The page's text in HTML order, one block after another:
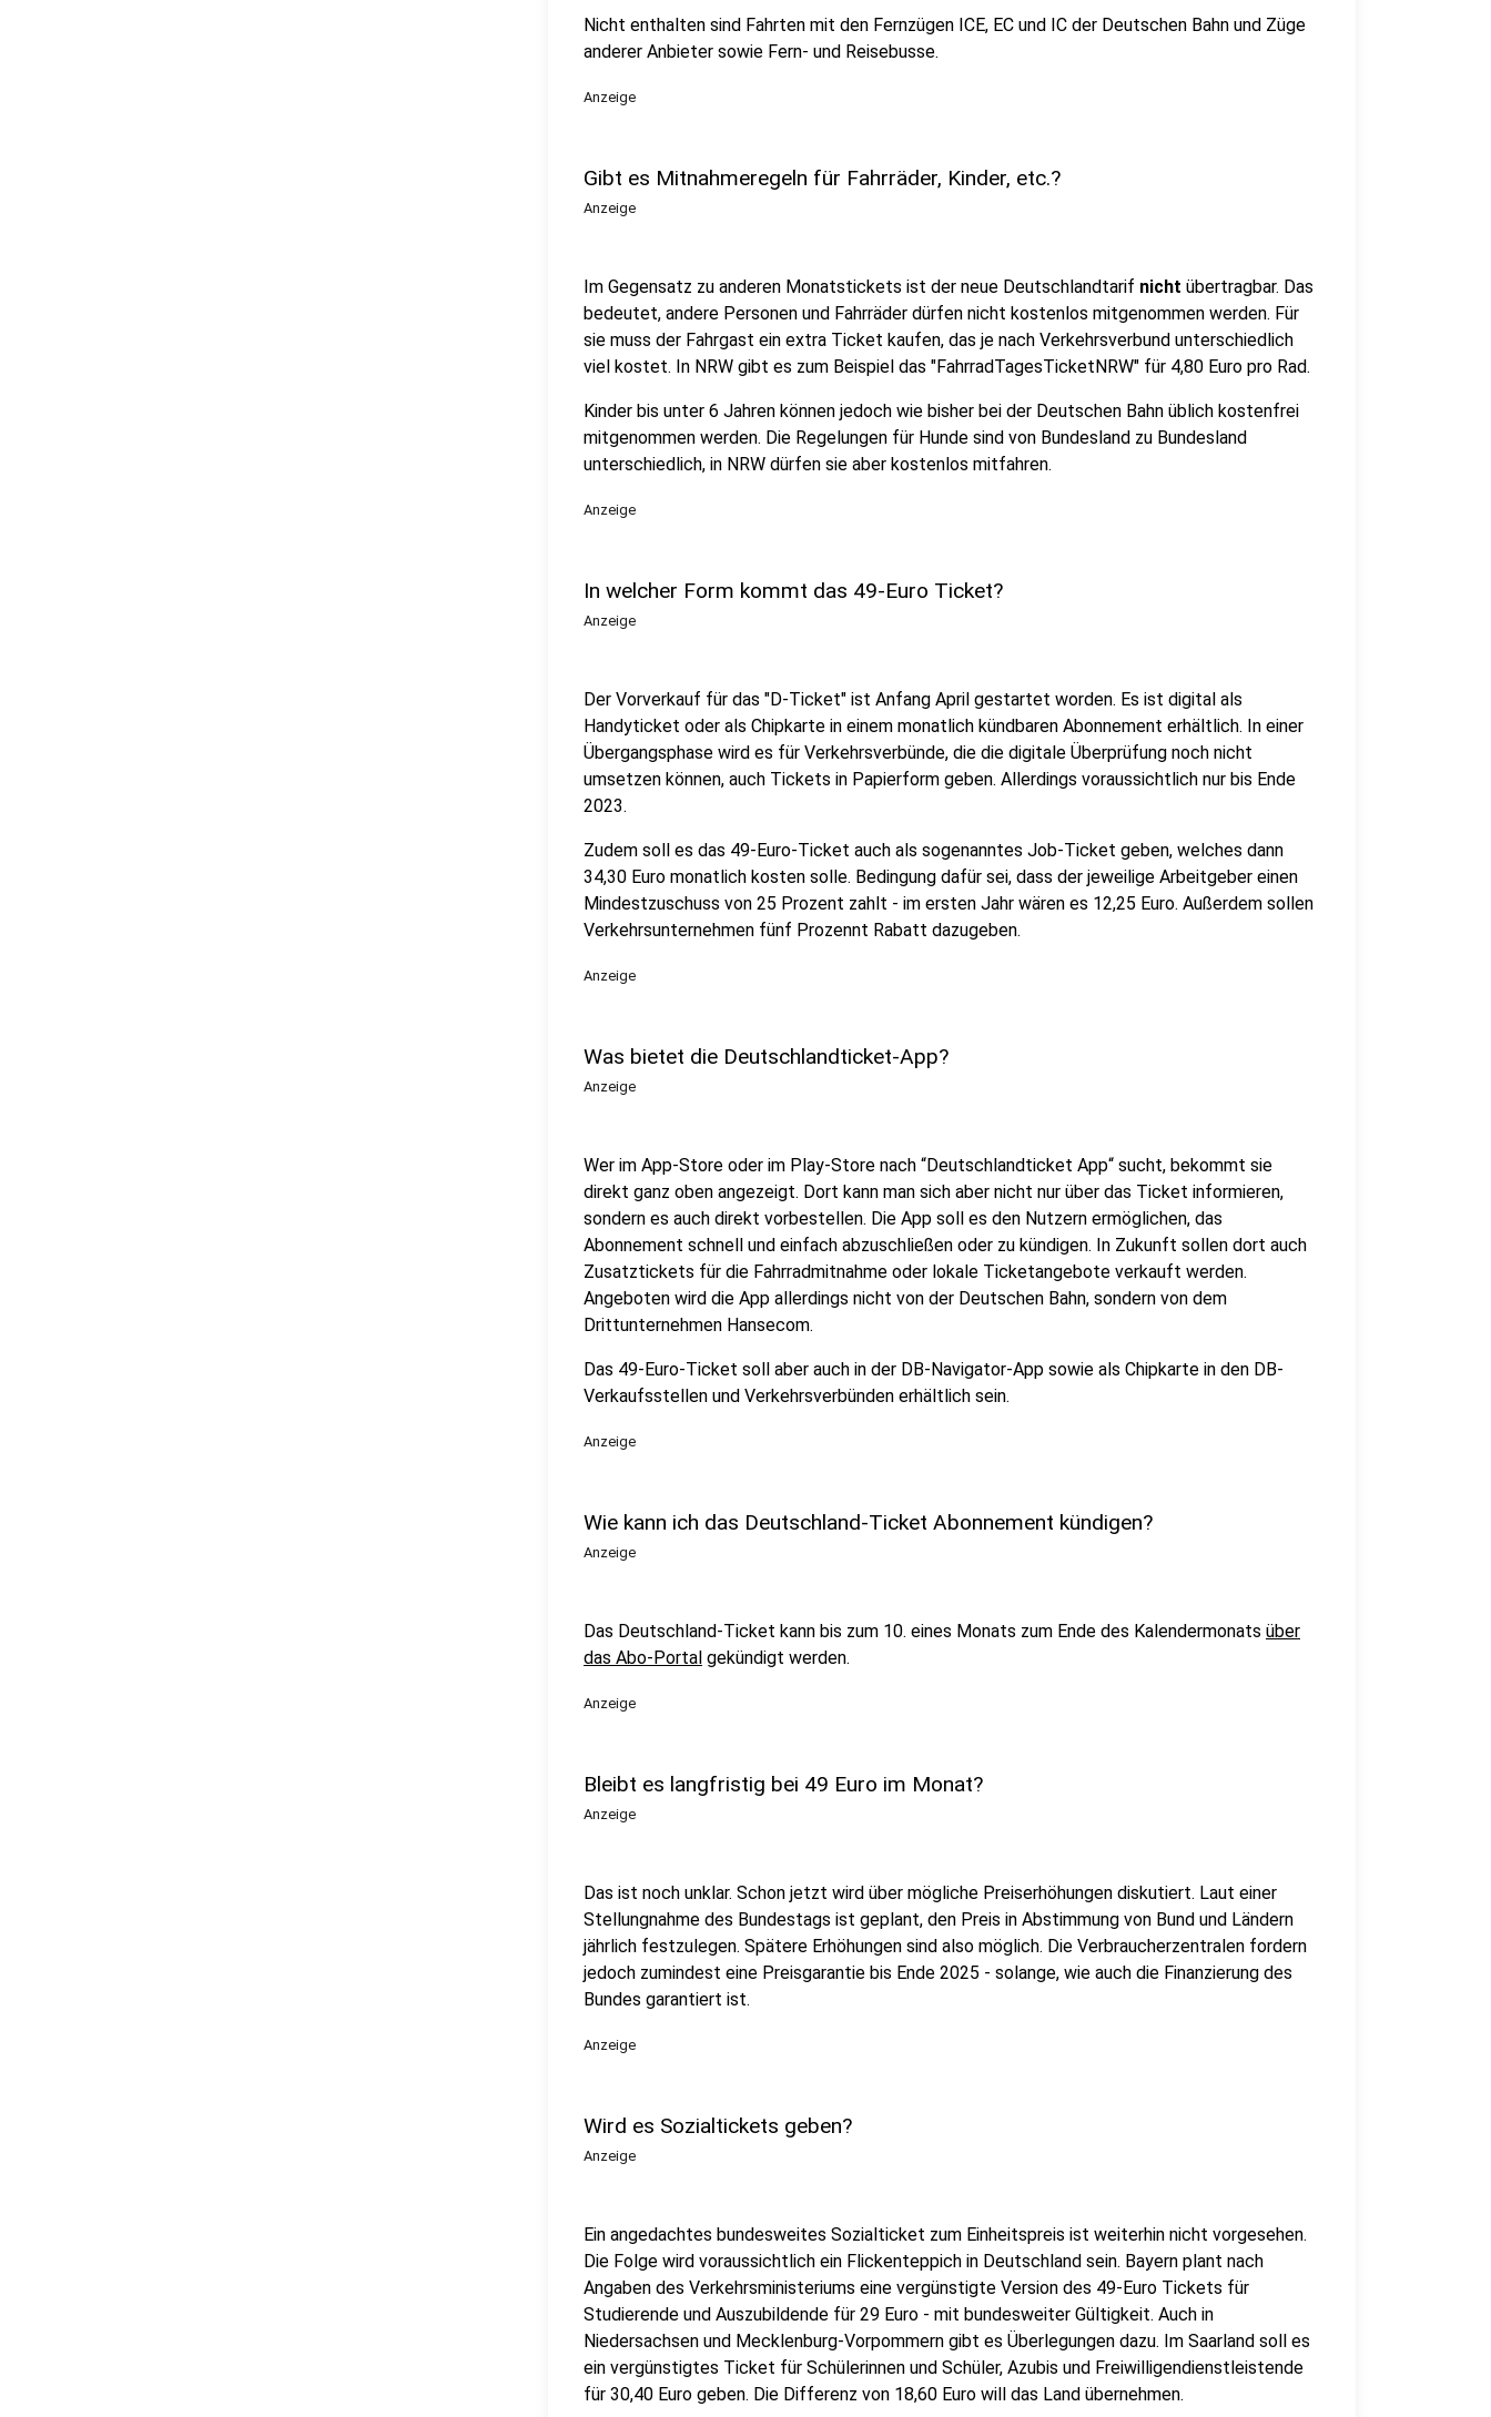
Nicht enthalten sind Fahrten mit den Fernzügen ICE, EC und IC der Deutschen Bahn und Züge
anderer Anbieter sowie Fern- und Reisebusse.
Anzeige
Gibt es Mitnahmeregeln für Fahrräder, Kinder, etc.?
Anzeige
Im Gegensatz zu anderen Monatstickets ist der neue Deutschlandtarif nicht übertragbar. Das
bedeutet, andere Personen und Fahrräder dürfen nicht kostenlos mitgenommen werden. Für
sie muss der Fahrgast ein extra Ticket kaufen, das je nach Verkehrsverbund unterschiedlich
viel kostet. In NRW gibt es zum Beispiel das "FahrradTagesTicketNRW" für 4,80 Euro pro Rad.
Kinder bis unter 6 Jahren können jedoch wie bisher bei der Deutschen Bahn üblich kostenfrei
mitgenommen werden. Die Regelungen für Hunde sind von Bundesland zu Bundesland
unterschiedlich, in NRW dürfen sie aber kostenlos mitfahren.
Anzeige
In welcher Form kommt das 49-Euro Ticket?
Anzeige
Der Vorverkauf für das "D-Ticket" ist Anfang April gestartet worden. Es ist digital als
Handyticket oder als Chipkarte in einem monatlich kündbaren Abonnement erhältlich. In einer
Übergangsphase wird es für Verkehrsverbünde, die die digitale Überprüfung noch nicht
umsetzen können, auch Tickets in Papierform geben. Allerdings voraussichtlich nur bis Ende
2023.
Zudem soll es das 49-Euro-Ticket auch als sogenanntes Job-Ticket geben, welches dann
34,30 Euro monatlich kosten solle. Bedingung dafür sei, dass der jeweilige Arbeitgeber einen
Mindestzuschuss von 25 Prozent zahlt - im ersten Jahr wären es 12,25 Euro. Außerdem sollen
Verkehrsunternehmen fünf Prozennt Rabatt dazugeben.
Anzeige
Was bietet die Deutschlandticket-App?
Anzeige
Wer im App-Store oder im Play-Store nach “Deutschlandticket App“ sucht, bekommt sie
direkt ganz oben angezeigt. Dort kann man sich aber nicht nur über das Ticket informieren,
sondern es auch direkt vorbestellen. Die App soll es den Nutzern ermöglichen, das
Abonnement schnell und einfach abzuschließen oder zu kündigen. In Zukunft sollen dort auch
Zusatztickets für die Fahrradmitnahme oder lokale Ticketangebote verkauft werden.
Angeboten wird die App allerdings nicht von der Deutschen Bahn, sondern von dem
Drittunternehmen Hansecom.
Das 49-Euro-Ticket soll aber auch in der DB-Navigator-App sowie als Chipkarte in den DB-
Verkaufsstellen und Verkehrsverbünden erhältlich sein.
Anzeige
Wie kann ich das Deutschland-Ticket Abonnement kündigen?
Anzeige
Das Deutschland-Ticket kann bis zum 10. eines Monats zum Ende des Kalendermonats über
das Abo-Portal gekündigt werden.
Anzeige
Bleibt es langfristig bei 49 Euro im Monat?
Anzeige
Das ist noch unklar. Schon jetzt wird über mögliche Preiserhöhungen diskutiert. Laut einer
Stellungnahme des Bundestags ist geplant, den Preis in Abstimmung von Bund und Ländern
jährlich festzulegen. Spätere Erhöhungen sind also möglich. Die Verbraucherzentralen fordern
jedoch zumindest eine Preisgarantie bis Ende 2025 - solange, wie auch die Finanzierung des
Bundes garantiert ist.
Anzeige
Wird es Sozialtickets geben?
Anzeige
Ein angedachtes bundesweites Sozialticket zum Einheitspreis ist weiterhin nicht vorgesehen.
Die Folge wird voraussichtlich ein Flickenteppich in Deutschland sein. Bayern plant nach
Angaben des Verkehrsministeriums eine vergünstigte Version des 49-Euro Tickets für
Studierende und Auszubildende für 29 Euro - mit bundesweiter Gültigkeit. Auch in
Niedersachsen und Mecklenburg-Vorpommern gibt es Überlegungen dazu. Im Saarland soll es
ein vergünstigtes Ticket für Schülerinnen und Schüler, Azubis und Freiwilligendienstleistende
für 30,40 Euro geben. Die Differenz von 18,60 Euro will das Land übernehmen.